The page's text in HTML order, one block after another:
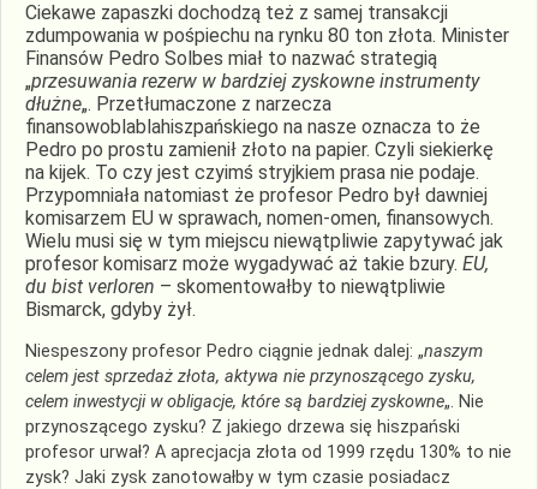
Ciekawe zapaszki dochodzą też z samej transakcji
zdumpowania w pośpiechu na rynku 80 ton złota. Minister
Finansów Pedro Solbes miał to nazwać strategią
„przesuwania rezerw w bardziej zyskowne instrumenty
dłużne„. Przetłumaczone z narzecza
finansowoblablahiszpańskiego na nasze oznacza to że
Pedro po prostu zamienił złoto na papier. Czyli siekierkę
na kijek. To czy jest czyimś stryjkiem prasa nie podaje.
Przypomniała natomiast że profesor Pedro był dawniej
komisarzem EU w sprawach, nomen-omen, finansowych.
Wielu musi się w tym miejscu niewątpliwie zapytywać jak
profesor komisarz może wygadywać aż takie bzury. EU,
du bist verloren – skomentowałby to niewątpliwie
Bismarck, gdyby żył.
Niespeszony profesor Pedro ciągnie jednak dalej: „naszym
celem jest sprzedaż złota, aktywa nie przynoszącego zysku,
celem inwestycji w obligacje, które są bardziej zyskowne„. Nie
przynoszącego zysku? Z jakiego drzewa się hiszpański
profesor urwał? A aprecjacja złota od 1999 rzędu 130% to nie
zysk? Jaki zysk zanotowałby w tym czasie posiadacz